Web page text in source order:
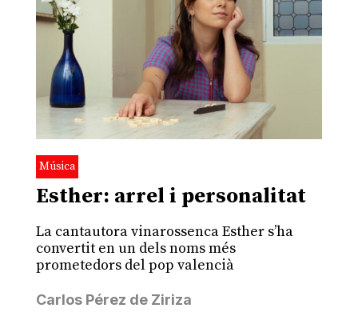
Música
Esther: arrel i personalitat
La cantautora vinarossenca Esther s’ha
convertit en un dels noms més
prometedors del pop valencià
Carlos Pérez de Ziriza